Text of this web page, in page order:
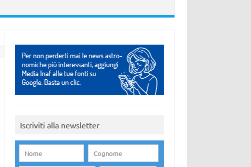
Iscriviti alla newsletter